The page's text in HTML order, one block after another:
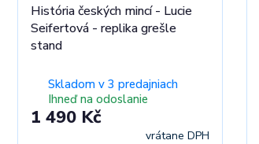
História českých mincí - Lucie
Seifertová - replika grešle
stand
Skladom v 3 predajniach
Ihneď na odoslanie
1 490 Kč
vrátane DPH